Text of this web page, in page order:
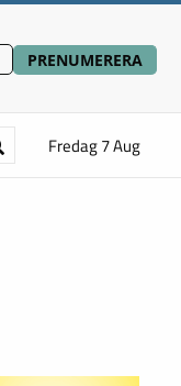
PRENUMERERA
Fredag 7 Aug